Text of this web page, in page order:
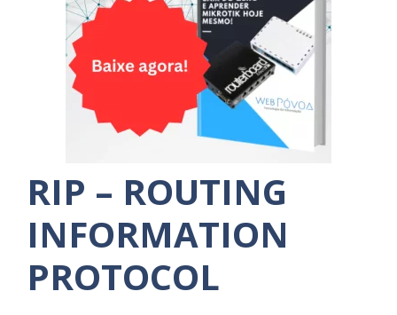
RIP – ROUTING
INFORMATION
PROTOCOL